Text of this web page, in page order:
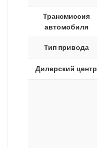
Трансмиссия
автомобиля
Тип привода
Дилерский центр